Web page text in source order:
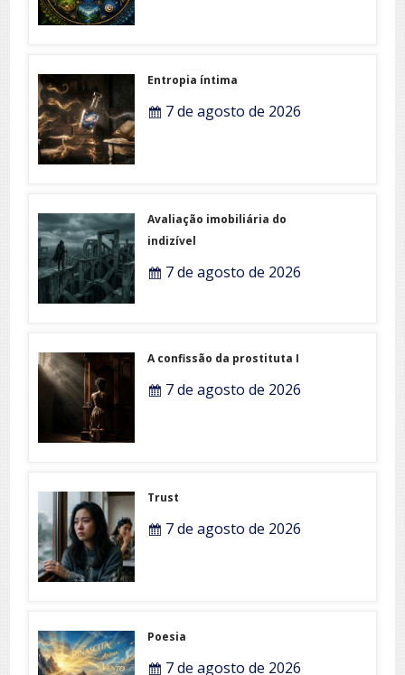
Entropia íntima
7 de agosto de 2026
Avaliação imobiliária do
indizível
7 de agosto de 2026
A confissão da prostituta I
7 de agosto de 2026
Trust
7 de agosto de 2026
Poesia
7 de agosto de 2026